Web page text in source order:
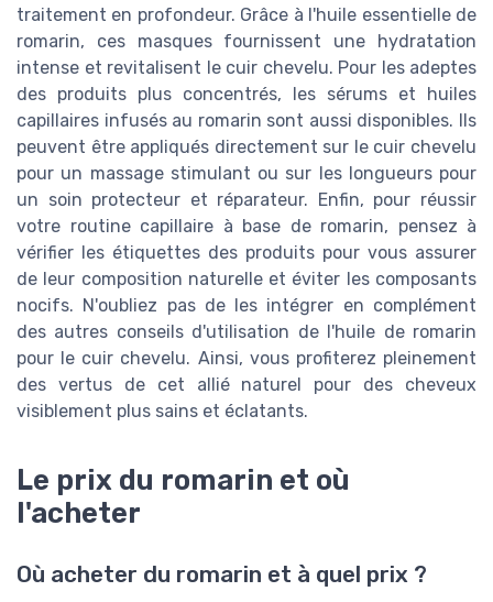
traitement en profondeur. Grâce à l'huile essentielle de
romarin, ces masques fournissent une hydratation
intense et revitalisent le cuir chevelu. Pour les adeptes
des produits plus concentrés, les sérums et huiles
capillaires infusés au romarin sont aussi disponibles. Ils
peuvent être appliqués directement sur le cuir chevelu
pour un massage stimulant ou sur les longueurs pour
un soin protecteur et réparateur. Enfin, pour réussir
votre routine capillaire à base de romarin, pensez à
vérifier les étiquettes des produits pour vous assurer
de leur composition naturelle et éviter les composants
nocifs. N'oubliez pas de les intégrer en complément
des autres conseils d'utilisation de l'huile de romarin
pour le cuir chevelu. Ainsi, vous profiterez pleinement
des vertus de cet allié naturel pour des cheveux
visiblement plus sains et éclatants.
Le prix du romarin et où
l'acheter
Où acheter du romarin et à quel prix ?